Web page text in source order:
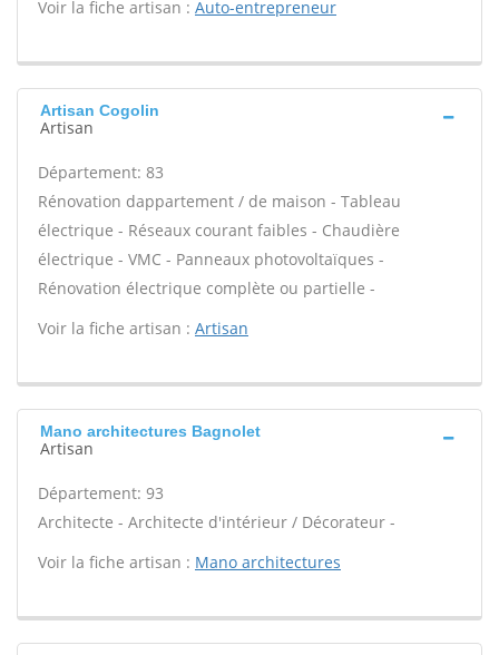
Voir la fiche artisan : Auto-entrepreneur
Artisan Cogolin
Artisan
Département: 83
Rénovation dappartement / de maison - Tableau
électrique - Réseaux courant faibles - Chaudière
électrique - VMC - Panneaux photovoltaïques -
Rénovation électrique complète ou partielle -
Voir la fiche artisan : Artisan
Mano architectures Bagnolet
Artisan
Département: 93
Architecte - Architecte d'intérieur / Décorateur -
Voir la fiche artisan : Mano architectures